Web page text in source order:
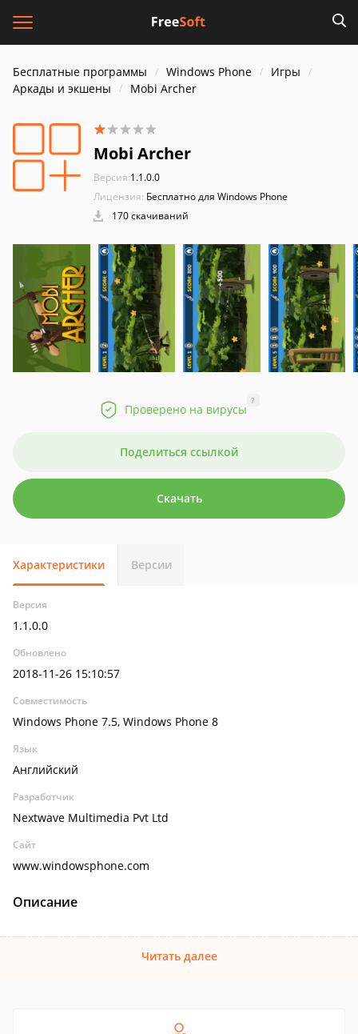
Бесплатные программы Windows Phone
Игры
Аркады и экшены
Mobi Archer
Mobi Archer
Версия:1.1.0.0
Лицензия: Бесплатно для Windows Phone
170 скачиваний
Проверено на вирусы
?
Поделиться ссылкой
Скачать
Характеристики Версии
Версия
1.1.0.0
Обновлено
2018-11-26 15:10:57
Совместимость
Windows Phone 7.5, Windows Phone 8
Язык
Английский
Разработчик
Nextwave Multimedia Pvt Ltd
Сайт
www.windowsphone.com
Описание
Читать далее